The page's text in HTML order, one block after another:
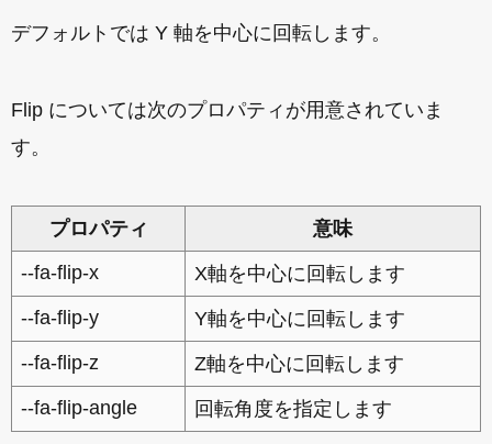
デフォルトでは Y 軸を中心に回転します。
Flip については次のプロパティが用意されていま
す。
プロパティ
意味
--fa-flip-x
X軸を中心に回転します
--fa-flip-y
Y軸を中心に回転します
--fa-flip-z
Z軸を中心に回転します
--fa-flip-angle
回転角度を指定します